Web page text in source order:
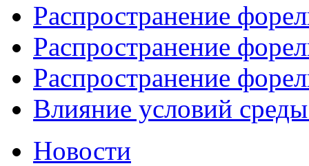
Распространение
Распространение
Распространение
Влияние условий
Новости